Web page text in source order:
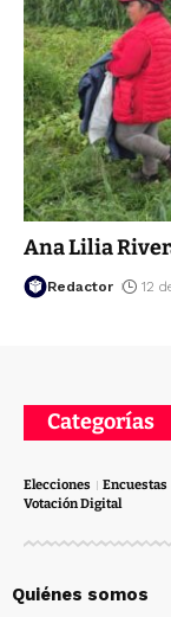
Ana Lilia
Redactor 12
Categorías
Elecciones Encuestas
Votación Digital
Quiénes somos